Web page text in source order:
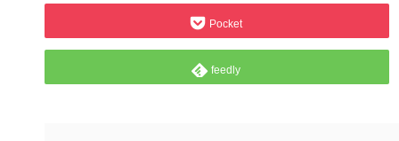
Pocket
feedly